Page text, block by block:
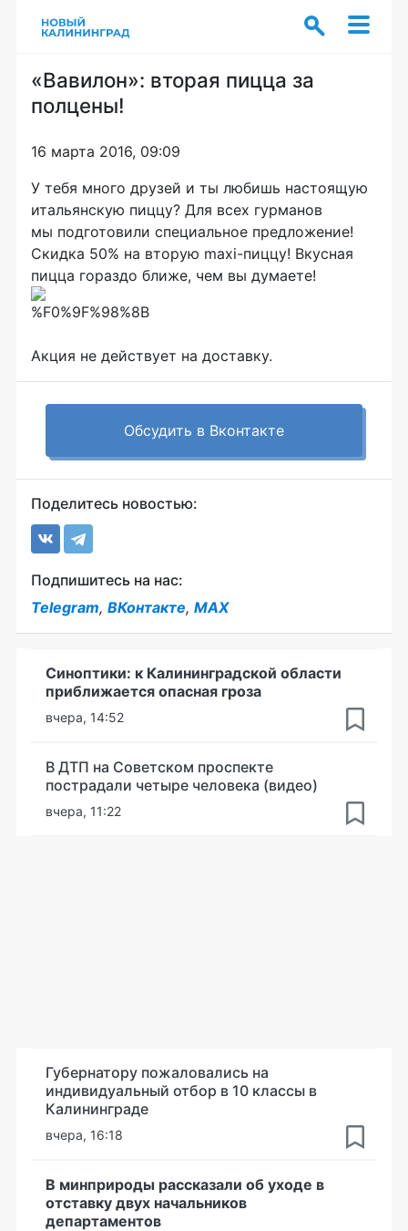
«Вавилон»: вторая пицца за
полцены!
16 марта 2016, 09:09
У тебя много друзей и ты любишь настоящую
итальянскую пиццу? Для всех гурманов
мы подготовили специальное предложение!
Скидка 50% на вторую maxi-пиццу! Вкусная
пицца гораздо ближе, чем вы думаете!
Акция не действует на доставку.
Обсудить в Вконтакте
Поделитесь новостью:
Подпишитесь на нас:
Telegram, ВКонтакте, MAX
Синоптики: к Калининградской области
приближается опасная гроза
вчера, 14:52
В ДТП на Советском проспекте
пострадали четыре человека (видео)
вчера, 11:22
Губернатору пожаловались на
индивидуальный отбор в 10 классы в
Калининграде
вчера, 16:18
В минприроды рассказали об уходе в
отставку двух начальников
департаментов